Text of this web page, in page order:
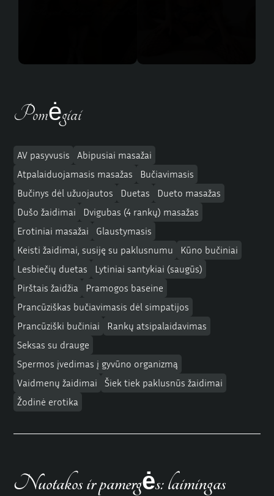
Pomėgiai
AV pasyvusis
Abipusiai masažai
Atpalaiduojamasis masažas
Bučiavimasis
Bučinys dėl užuojautos
Duetas
Dueto masažas
Dušo žaidimai
Dvigubas (4 rankų) masažas
Erotiniai masažai
Glaustymasis
Keisti žaidimai, susiję su paklusnumu
Kūno bučiniai
Lesbiečių duetas
Lytiniai santykiai (saugūs)
Pirštais žaidžia
Pramogos baseine
Prancūziškas bučiavimasis dėl simpatijos
Prancūziški bučiniai
Rankų atsipalaidavimas
Seksas su drauge
Spermos įvedimas į gyvūno organizmą
Vaidmenų žaidimai
Šiek tiek paklusnūs žaidimai
Žodinė erotika
Nuotakos ir pamergės: laimingas